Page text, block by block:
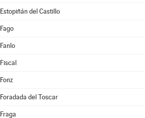
Estopiñán del Castillo
Fago
Fanlo
Fiscal
Fonz
Foradada del Toscar
Fraga